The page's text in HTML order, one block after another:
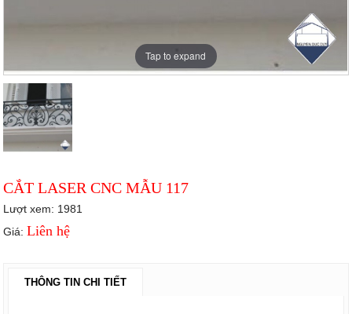
Tap to expand
CẮT LASER CNC MẪU 117
Lượt xem: 1981
Giá: Liên hệ
THÔNG TIN CHI TIẾT